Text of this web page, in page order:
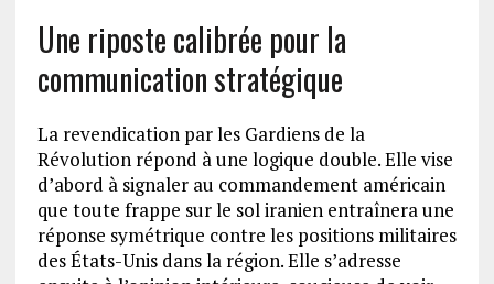
Une riposte calibrée pour la
communication stratégique
La revendication par les Gardiens de la
Révolution répond à une logique double. Elle vise
d’abord à signaler au commandement américain
que toute frappe sur le sol iranien entraînera une
réponse symétrique contre les positions militaires
des États-Unis dans la région. Elle s’adresse